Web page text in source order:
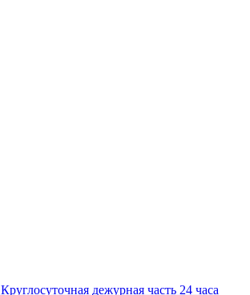
Круглосуточная дежурная часть 24 часа